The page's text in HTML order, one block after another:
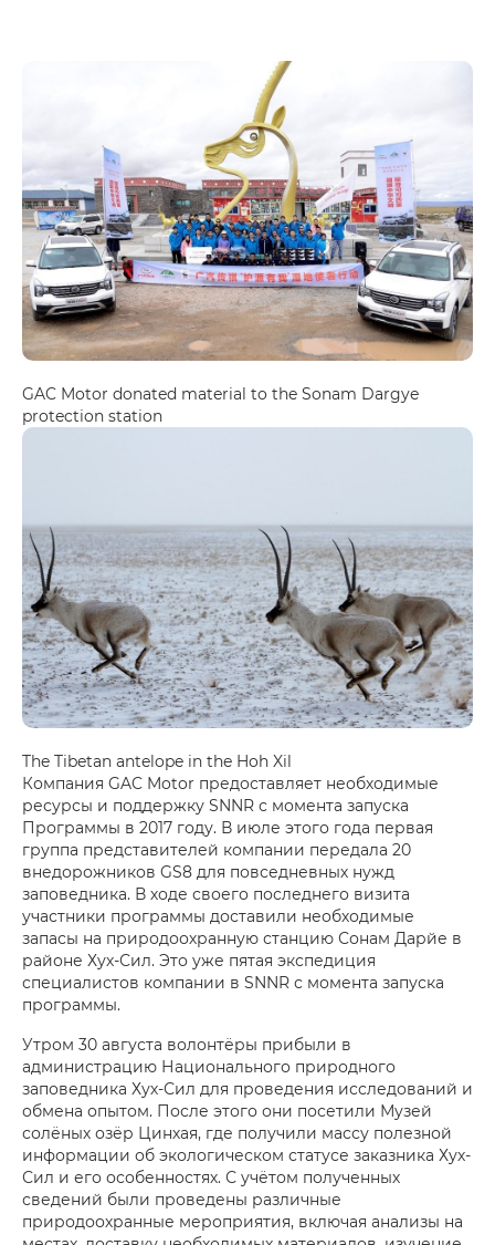
GAC Motor donated material to the Sonam Dargye
protection station
The Tibetan antelope in the Hoh Xil
Компания GAC Motor предоставляет необходимые
ресурсы и поддержку SNNR с момента запуска
Программы в 2017 году. В июле этого года первая
группа представителей компании передала 20
внедорожников GS8 для повседневных нужд
заповедника. В ходе своего последнего визита
участники программы доставили необходимые
запасы на природоохранную станцию Сонам Дарйе в
районе Хух-Сил. Это уже пятая экспедиция
специалистов компании в SNNR с момента запуска
программы.
Утром 30 августа волонтёры прибыли в
администрацию Национального природного
заповедника Хух-Сил для проведения исследований и
обмена опытом. После этого они посетили Музей
солёных озёр Цинхая, где получили массу полезной
информации об экологическом статусе заказника Хух-
Сил и его особенностях. С учётом полученных
сведений были проведены различные
природоохранные мероприятия, включая анализы на